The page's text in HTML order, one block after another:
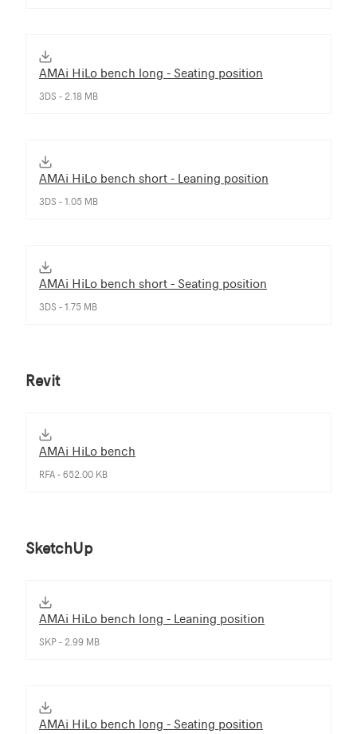
AMAi HiLo bench long - Seating position
3DS - 2.18 MB
AMAi HiLo bench short - Leaning position
3DS - 1.05 MB
AMAi HiLo bench short - Seating position
3DS - 1.75 MB
Revit
AMAi HiLo bench
RFA - 652.00 KB
SketchUp
AMAi HiLo bench long - Leaning position
SKP - 2.99 MB
AMAi HiLo bench long - Seating position